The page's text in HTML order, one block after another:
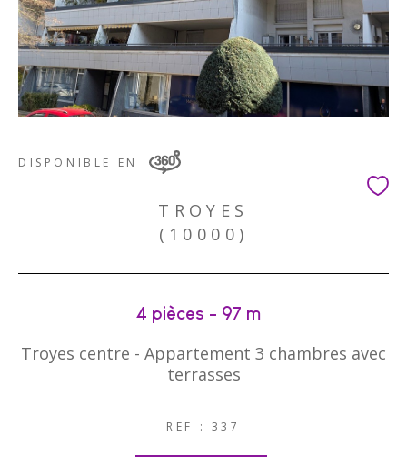
DISPONIBLE EN
TROYES
(10000)
4 pièces - 97 m²
Troyes centre - Appartement 3 chambres avec
terrasses
REF : 337